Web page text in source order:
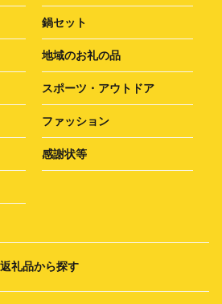
鍋セット
地域のお礼の品
スポーツ・アウトドア
ファッション
感謝状等
礼品から探す